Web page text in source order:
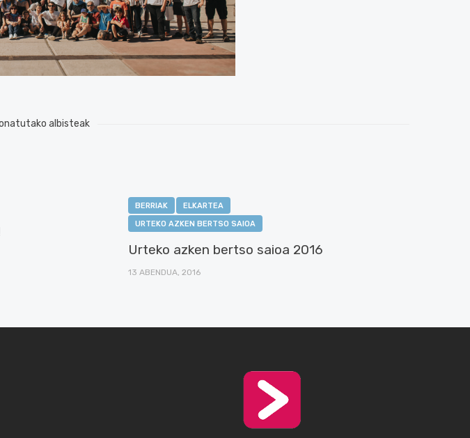
albisteak
BERRIAK
ELKARTEA
URTEKO AZKEN BERTSO SAIOA
Urteko azken bertso saioa 2016
13 ABENDUA, 2016